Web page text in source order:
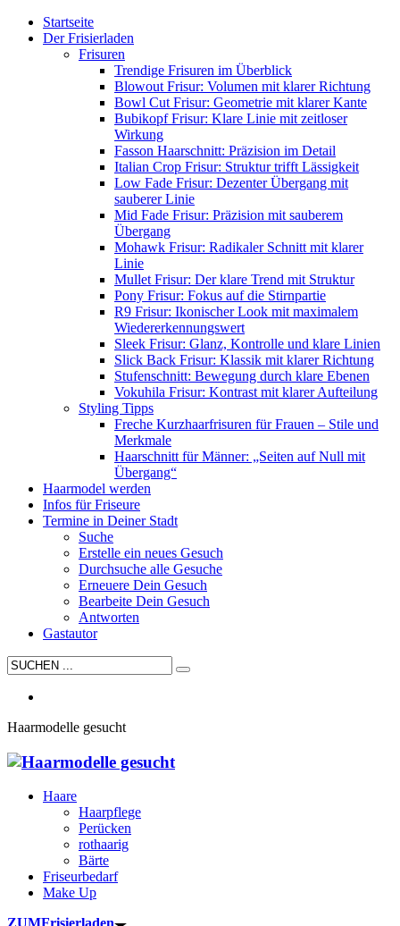
Startseite
Der Frisierladen
Frisuren
Trendige Frisuren im Überblick
Blowout Frisur: Volumen mit klarer Richtung
Bowl Cut Frisur: Geometrie mit klarer Kante
Bubikopf Frisur: Klare Linie mit zeitloser
Wirkung
Fasson Haarschnitt: Präzision im Detail
Italian Crop Frisur: Struktur trifft Lässigkeit
Low Fade Frisur: Dezenter Übergang mit
sauberer Linie
Mid Fade Frisur: Präzision mit sauberem
Übergang
Mohawk Frisur: Radikaler Schnitt mit klarer
Linie
Mullet Frisur: Der klare Trend mit Struktur
Pony Frisur: Fokus auf die Stirnpartie
R9 Frisur: Ikonischer Look mit maximalem
Wiedererkennungswert
Sleek Frisur: Glanz, Kontrolle und klare Linien
Slick Back Frisur: Klassik mit klarer Richtung
Stufenschnitt: Bewegung durch klare Ebenen
Vokuhila Frisur: Kontrast mit klarer Aufteilung
Styling Tipps
Freche Kurzhaarfrisuren für Frauen – Stile und
Merkmale
Haarschnitt für Männer: „Seiten auf Null mit
Übergang“
Haarmodel werden
Infos für Friseure
Termine in Deiner Stadt
Suche
Erstelle ein neues Gesuch
Durchsuche alle Gesuche
Erneuere Dein Gesuch
Bearbeite Dein Gesuch
Antworten
Gastautor
Haarmodelle gesucht
Haare
Haarpflege
Perücken
rothaarig
Bärte
Friseurbedarf
Make Up